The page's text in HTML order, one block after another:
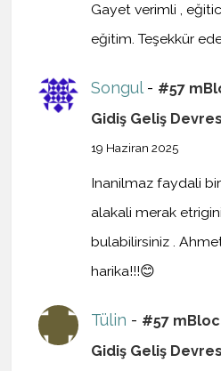
Gayet verimli ,
eğitim. Teşekkür
Songul- #57
Gidiş Geliş
19 Haziran 2025
Inanilmaz faydali
alakali merak
bulabilirsiniz .
harika!!!😊
Tülin - #57
Gidiş Geliş